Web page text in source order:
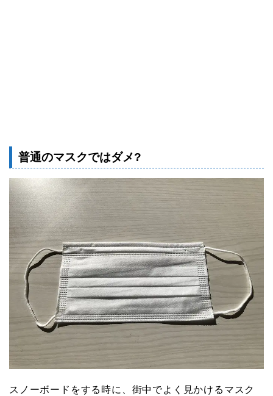
普通のマスクではダメ?
スノーボードをする時に、街中でよく見かけるマスク